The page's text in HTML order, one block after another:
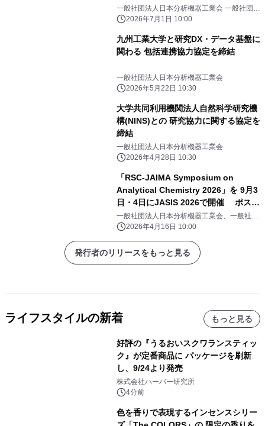
一般社団法人日本分析機器工業会 一般社団法
人日本科学機器協会
2026年7月1日 10:00
九州工業大学と研究DX・データ基盤に
関わる 包括連携協力協定を締結
一般社団法人日本分析機器工業会
2026年5月22日 10:30
大学共同利用機関法人自然科学研究機
構(NINS)との 研究協力に関する協定を
締結
一般社団法人日本分析機器工業会
2026年4月28日 10:30
「RSC-JAIMA Symposium on
Analytical Chemistry 2026」を 9月3
日・4日にJASIS 2026で開催 ポスタ
ーセッション募集開始
一般社団法人日本分析機器工業会、一般社団
法人日本科学機器協会
2026年4月16日 10:00
発行者のリリースをもっと見る
ライフスタイルの新着 もっと見る
好評の『うるおいスクワランスティッ
ク』が定番商品に パッケージを刷新
し、9/24より発売
株式会社ハーバー研究所
4分前
色を香りで表現するインセンスシリー